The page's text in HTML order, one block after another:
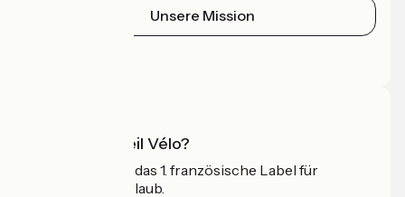
Unsere Mission
Was ist Accueil Vélo?
Accueil Vélo ist das 1. französische Label für
Radfahrer im Urlaub.